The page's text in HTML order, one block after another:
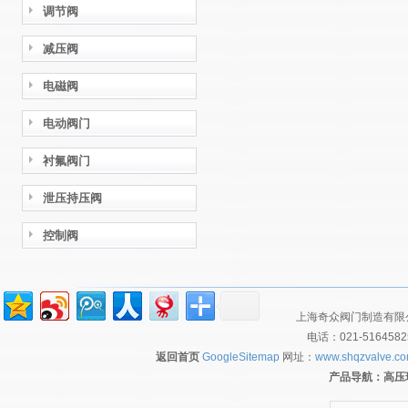
调节阀
减压阀
电磁阀
电动阀门
衬氟阀门
泄压持压阀
控制阀
上海奇众阀门制造有
电话：021-
返回首页 GoogleSitemap 网址：
产品导航： 高压